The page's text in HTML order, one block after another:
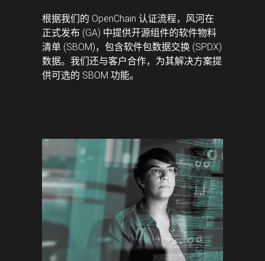
根据我们的 OpenChain 认证流程，风河在
正式发布 (GA) 中提供开源组件的软件物料
清单 (SBOM)，包含软件包数据交换 (SPDX)
数据。我们还与客户合作，为其解决方案提
供可选的 SBOM 功能。